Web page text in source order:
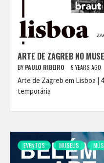
ARTE DE ZAGREB NO
BY PAULO RIBEIRO 9 YEARS AGO
Arte de Zagreb em Lisboa |
temporária
EVENTOS MUSEUS